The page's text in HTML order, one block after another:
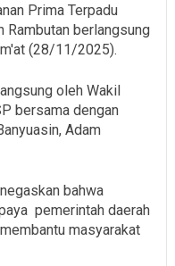
Prima Terpadu
Rambutan berlangsung
(28/11/2025).
oleh Wakil
bersama dengan
Adam
bahwa
pemerintah daerah
masyarakat